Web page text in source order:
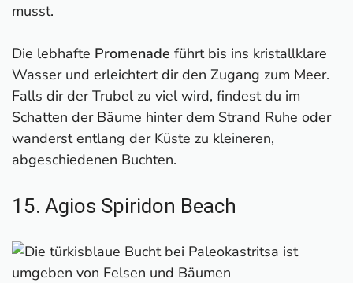
musst.
Die lebhafte Promenade führt bis ins kristallklare
Wasser und erleichtert dir den Zugang zum Meer.
Falls dir der Trubel zu viel wird, findest du im
Schatten der Bäume hinter dem Strand Ruhe oder
wanderst entlang der Küste zu kleineren,
abgeschiedenen Buchten.
15. Agios Spiridon Beach